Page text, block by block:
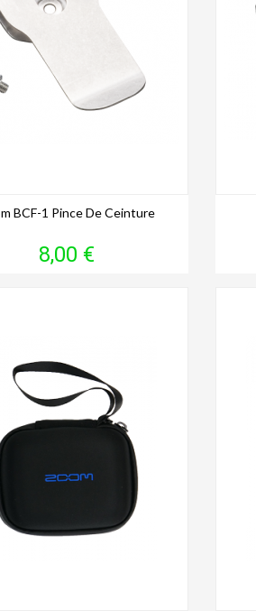
BCF-1 Pince De Ceinture
Prix
8,00 €